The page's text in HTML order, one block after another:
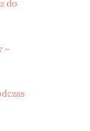
do
–